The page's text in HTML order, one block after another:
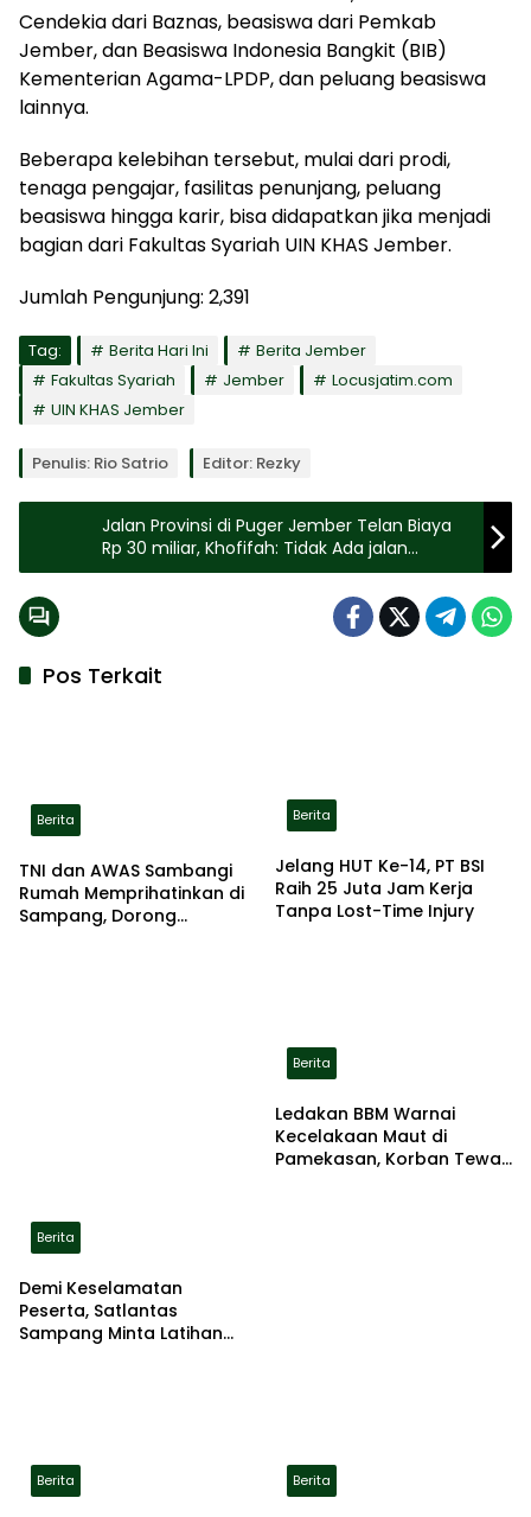
Cendekia dari Baznas, beasiswa dari Pemkab
Jember, dan Beasiswa Indonesia Bangkit (BIB)
Kementerian Agama-LPDP, dan peluang beasiswa
lainnya.
Beberapa kelebihan tersebut, mulai dari prodi,
tenaga pengajar, fasilitas penunjang, peluang
beasiswa hingga karir, bisa didapatkan jika menjadi
bagian dari Fakultas Syariah UIN KHAS Jember.
Jumlah Pengunjung: 2,391
Tag: Berita Hari Ini
Berita Jember
Fakultas Syariah
Jember
Locusjatim.com
UIN KHAS Jember
Penulis: Rio Satrio Editor: Rezky
Jalan Provinsi di Puger Jember Telan Biaya
Rp 30 miliar, Khofifah: Tidak Ada jalan
Berlubang
Pos Terkait
Berita
TNI dan AWAS Sambangi
Rumah Memprihatinkan di
Sampang, Dorong
Berita
Jelang HUT Ke-14, PT BSI
Raih 25 Juta Jam Kerja
Tanpa Lost-Time Injury
Berita
Demi Keselamatan
Peserta, Satlantas
Sampang Minta Latihan
Berita
Ledakan BBM Warnai
Kecelakaan Maut di
Pamekasan, Korban Tewas
Berita Berita